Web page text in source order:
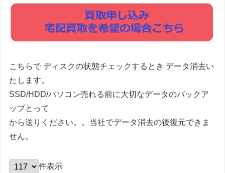
こちらで ディスクの状態チェックするとき データ消去い
たします。
SSD/HDD/パソコン売れる前に大切なデータのバックア
ップとって
から送りください。。当社でデータ消去の後復元できま
せん。
件表示